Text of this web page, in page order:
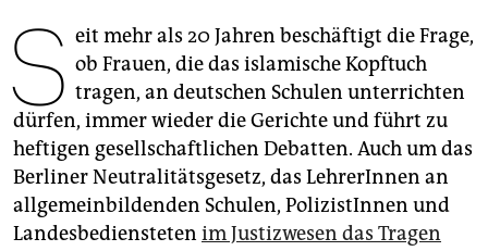
abo
genossenschaft
epaper login
S eit mehr als 20 Jahren beschäftigt die Frage,
ob Frauen, die das islamische Kopftuch
tragen, an deutschen Schulen unterrichten
dürfen, immer wieder die Gerichte und führt zu
heftigen gesellschaftlichen Debatten. Auch um das
Berliner Neutralitätsgesetz, das LehrerInnen an
allgemeinbildenden Schulen, PolizistInnen und
Landesbediensteten im Justizwesen das Tragen